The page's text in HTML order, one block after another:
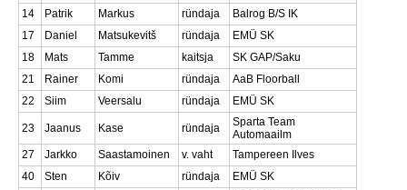
14
Patrik Markus ründaja
Balrog B/S IK
17
Daniel Matsukevitš ründaja
EMÜ SK
18
Mats Tamme kaitsja
SK GAP/Saku
21
Rainer Komi ründaja
AaB Floorball
22
Siim Veersalu ründaja EMÜ SK
23 Jaanus Kase ründaja
Sparta Team
Automaailm
27
Jarkko Saastamoinen v. vaht
Tampereen Ilves
40
Sten Kõiv ründaja EMÜ SK